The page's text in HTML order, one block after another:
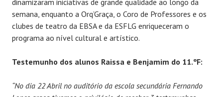
dinamizaram iniciativas de grande qualidade ao longo da
semana, enquanto a Orq’Graça, o Coro de Professores e os
clubes de teatro da EBSA e da ESFLG enriqueceram o
programa ao nível cultural e artístico.
Testemunho dos alunos Raissa e Benjamim do 11.ºF:
“No dia 22 Abril no auditório da escola secundária Fernando